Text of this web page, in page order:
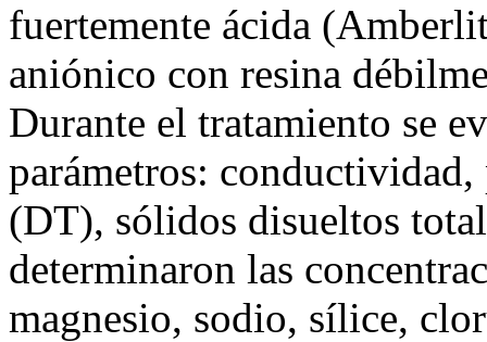
fuertemente ácida
aniónico con resina
Durante el tratamiento se
parámetros:
(DT), sólidos disueltos
determinaron las
magnesio, sodio, sílice,